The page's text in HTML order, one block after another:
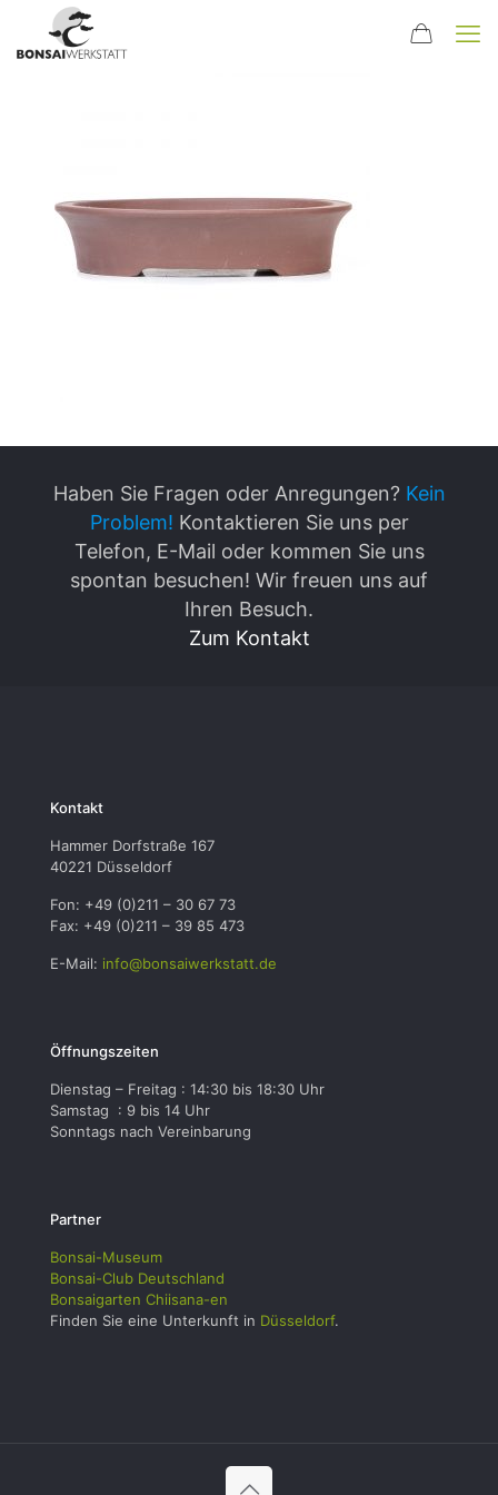
Haben Sie Fragen oder Anregungen? Kein
Problem! Kontaktieren Sie uns per
Telefon, E-Mail oder kommen Sie uns
spontan besuchen! Wir freuen uns auf
Ihren Besuch.
Zum Kontakt
Kontakt
Hammer Dorfstraße 167
40221 Düsseldorf
Fon: +49 (0)211 – 30 67 73
Fax: +49 (0)211 – 39 85 473
E-Mail: info@bonsaiwerkstatt.de
Öffnungszeiten
Dienstag – Freitag : 14:30 bis 18:30 Uhr
Samstag : 9 bis 14 Uhr
Sonntags nach Vereinbarung
Partner
Bonsai-Museum
Bonsai-Club Deutschland
Bonsaigarten Chiisana-en
Finden Sie eine Unterkunft in Düsseldorf.